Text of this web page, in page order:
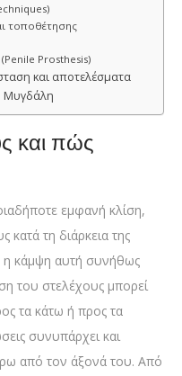
τοποθέτησης
Prosthesis)
και αποτελέσματα
Μυγδάλη
και πώς
εμφανή κλίση,
τη διάρκεια της
η κάμψη αυτή συνήθως
του στελέχους μπορεί
τα κάτω ή προς τα
συνυπάρχει και
από τον άξονά του. Από